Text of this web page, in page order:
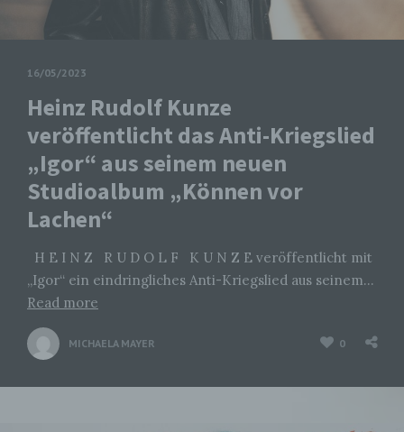
16/05/2023
Heinz Rudolf Kunze
veröffentlicht das Anti-Kriegslied
„Igor“ aus seinem neuen
Studioalbum „Können vor
Lachen“
H E I N Z R U D O L F K U N Z E veröffentlicht mit
„Igor“ ein eindringliches Anti-Kriegslied aus seinem…
Read more
MICHAELA MAYER 0